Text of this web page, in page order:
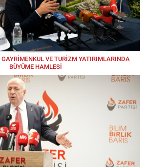
GAYRİMENKUL VE TURİZM YATIRIMLARINDA
BÜYÜME HAMLESİ